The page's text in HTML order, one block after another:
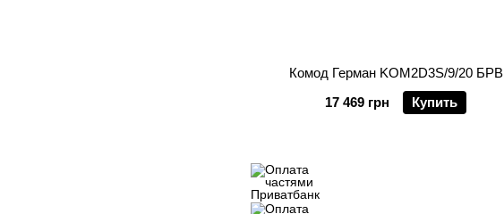
Комод Герман KOM2D3S/9/20 БРВ
17 469 грн
Купить